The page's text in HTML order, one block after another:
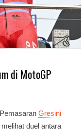
di MotoGP
Gresini
duel antara